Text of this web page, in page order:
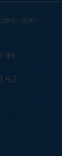
sur-
99
42